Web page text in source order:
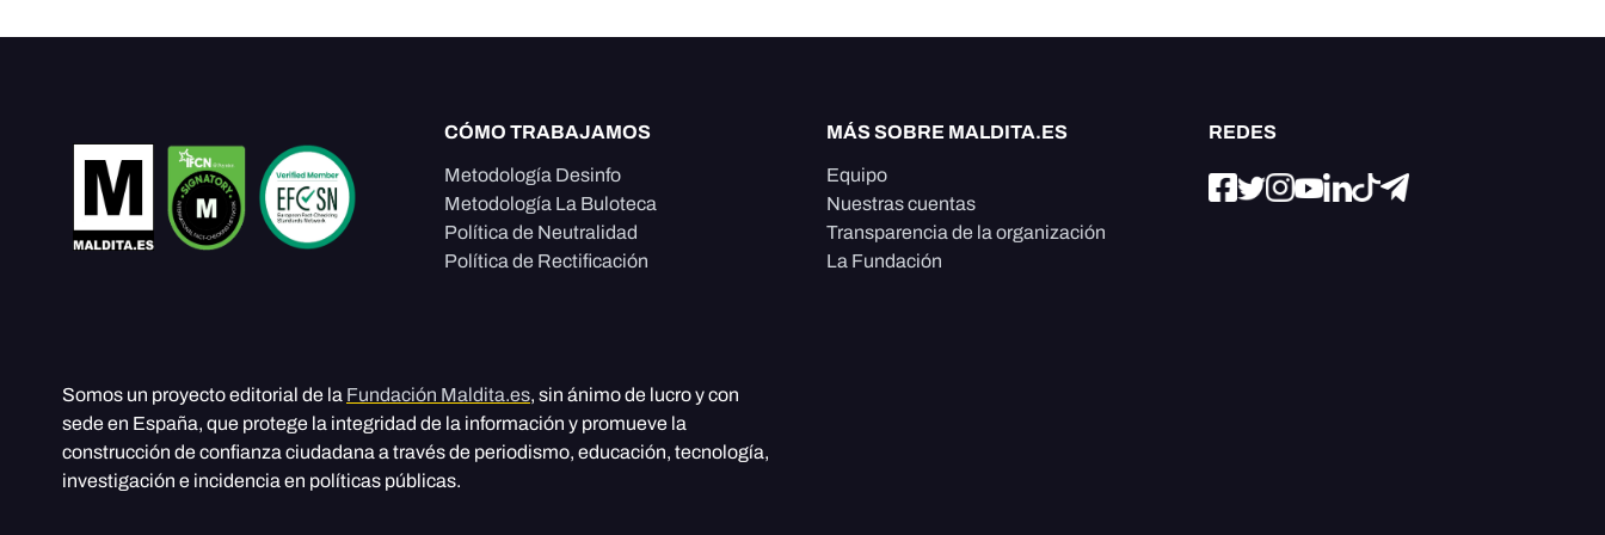
CÓMO TRABAJAMOS
Metodología Desinfo
Metodología La Buloteca
Política de Neutralidad
Política de Rectificación
MÁS SOBRE MALDITA.ES
Equipo
Nuestras cuentas
Transparencia de la organización
La Fundación
REDES
Somos un proyecto editorial de la Fundación Maldita.es, sin ánimo de lucro y con
sede en España, que protege la integridad de la información y promueve la
construcción de confianza ciudadana a través de periodismo, educación, tecnología,
investigación e incidencia en políticas públicas.